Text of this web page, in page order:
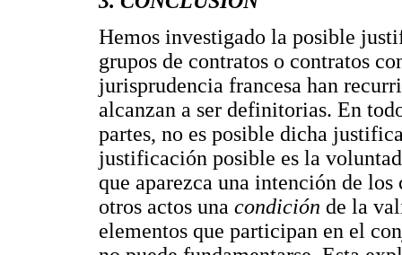
Hemos investigado la posible
grupos de contratos o contratos
jurisprudencia francesa han
alcanzan a ser definitorias. En
partes, no es posible dicha
justificación posible es la
que aparezca una intención de
otros actos una condición de la
elementos que participan en el